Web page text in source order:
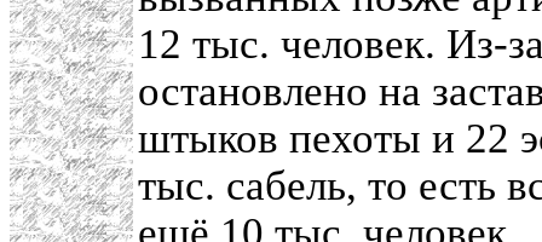
12 тыс. человек. Из-
остановлено на
штыков пехоты и 22
тыс. сабель, то есть